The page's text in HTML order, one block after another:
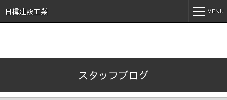
式会社 日樽 建設 土木 建築 新築 戸建 工事 解体 地元 安
心 誠実 コロナ 空気触媒 酸素クラスター オゾン 不活化
日樽建設工業 MENU
事業内容
スタッフブログ